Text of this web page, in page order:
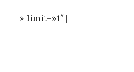
» limit=»1″]